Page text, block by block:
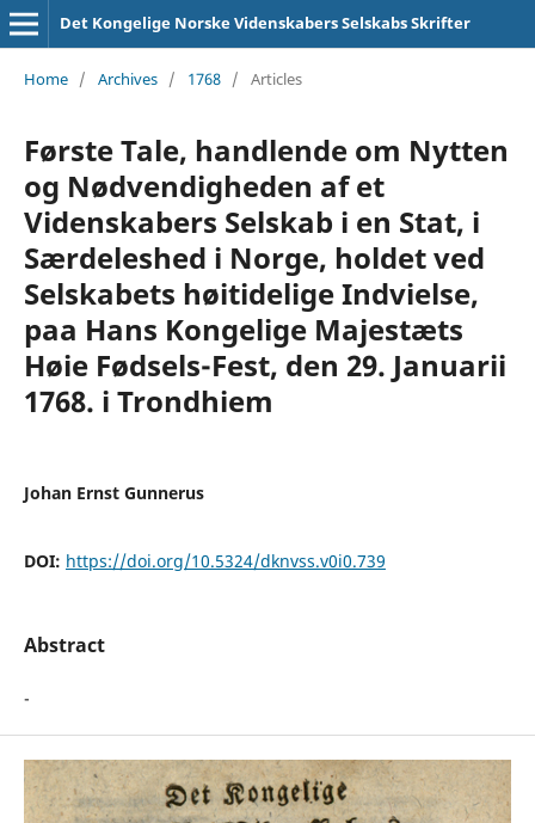
Det Kongelige Norske Videnskabers Selskabs Skrifter
Home / Archives / 1768 / Articles
Første Tale, handlende om Nytten
og Nødvendigheden af et
Videnskabers Selskab i en Stat, i
Særdeleshed i Norge, holdet ved
Selskabets høitidelige Indvielse,
paa Hans Kongelige Majestæts
Høie Fødsels-Fest, den 29. Januarii
1768. i Trondhiem
Johan Ernst Gunnerus
DOI: https://doi.org/10.5324/dknvss.v0i0.739
Abstract
-